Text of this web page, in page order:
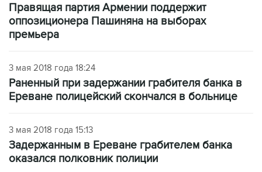
Правящая партия Армении поддержит
оппозиционера Пашиняна на выборах
премьера
3 мая 2018 года 18:24
Раненный при задержании грабителя банка в
Ереване полицейский скончался в больнице
3 мая 2018 года 15:13
Задержанным в Ереване грабителем банка
оказался полковник полиции